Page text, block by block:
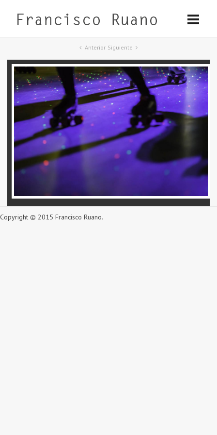
Anterior Siguiente
Copyright © 2015 Francisco Ruano.